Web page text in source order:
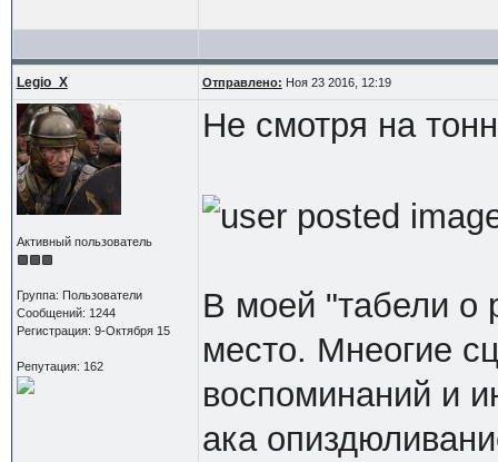
Legio_X Отправлено: Ноя 23 2016, 12:19
Активный пользователь
Группа: Пользователи
Сообщений: 1244
Регистрация: 9-Октября 15
Репутация: 162
Не смотря на
В моей "табели о
место. Мнеогие
воспоминаний и
ака